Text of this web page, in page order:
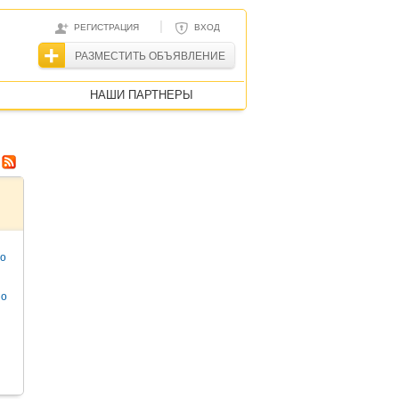
РЕГИСТРАЦИЯ | ВХОД
РАЗМЕСТИТЬ ОБЪЯВЛЕНИЕ
НАШИ ПАРТНЕРЫ